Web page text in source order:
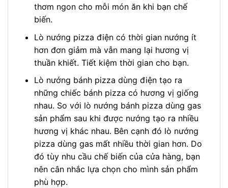
thơm ngon cho mỗi món ăn khi bạn chế
biến.
Lò nướng pizza điện có thời gian nướng ít
hơn đơn giảm mà vẫn mang lại hương vị
thuần khiết. Tiết kiệm thời gian cho bạn.
Lò nướng bánh pizza dùng điện tạo ra
những chiếc bánh pizza có hương vị giống
nhau. So với lò nướng bánh pizza dùng gas
sản phẩm sau khi được nướng tạo ra nhiều
hương vị khác nhau. Bên cạnh đó lò nướng
pizza dùng gas mất nhiều thời gian hơn. Do
đó tùy nhu cầu chế biến của cửa hàng, bạn
nên cân nhắc lựa chọn cho mình sản phẩm
phù hợp.